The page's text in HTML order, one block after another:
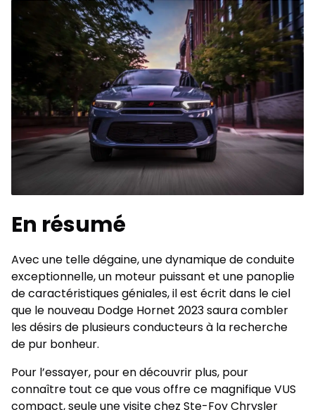
En résumé
Avec une telle dégaine, une dynamique de conduite
exceptionnelle, un moteur puissant et une panoplie
de caractéristiques géniales, il est écrit dans le ciel
que le nouveau Dodge Hornet 2023 saura combler
les désirs de plusieurs conducteurs à la recherche
de pur bonheur.
Pour l’essayer, pour en découvrir plus, pour
connaître tout ce que vous offre ce magnifique VUS
compact, seule une visite chez Ste-Foy Chrysler